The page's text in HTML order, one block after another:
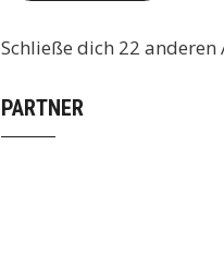
Schließe dich 22 anderen
PARTNER